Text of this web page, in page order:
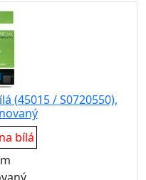
(45015 / S0720550),
bílá